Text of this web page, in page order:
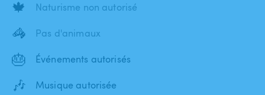
🍁 Naturisme non autorisé
🦓 Pas d'animaux
🎂 Événements autorisés
🎶 Musique autorisée